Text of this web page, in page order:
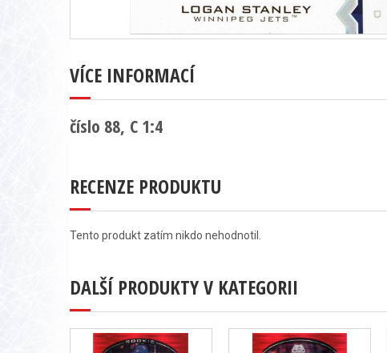
VÍCE INFORMACÍ
číslo 88, C 1:4
RECENZE PRODUKTU
Tento produkt zatím nikdo nehodnotil.
DALŠÍ PRODUKTY V KATEGORII